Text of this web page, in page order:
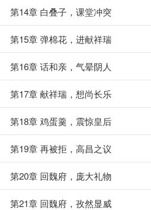
第14章 白叠子，课堂冲突
第15章 弹棉花，进献祥瑞
第16章 话和亲，气晕阴人
第17章 献祥瑞，想尚长乐
第18章 鸡蛋羹，震惊皇后
第19章 再被拒，高昌之议
第20章 回魏府，庞大礼物
第21章 回魏府，孜然显威